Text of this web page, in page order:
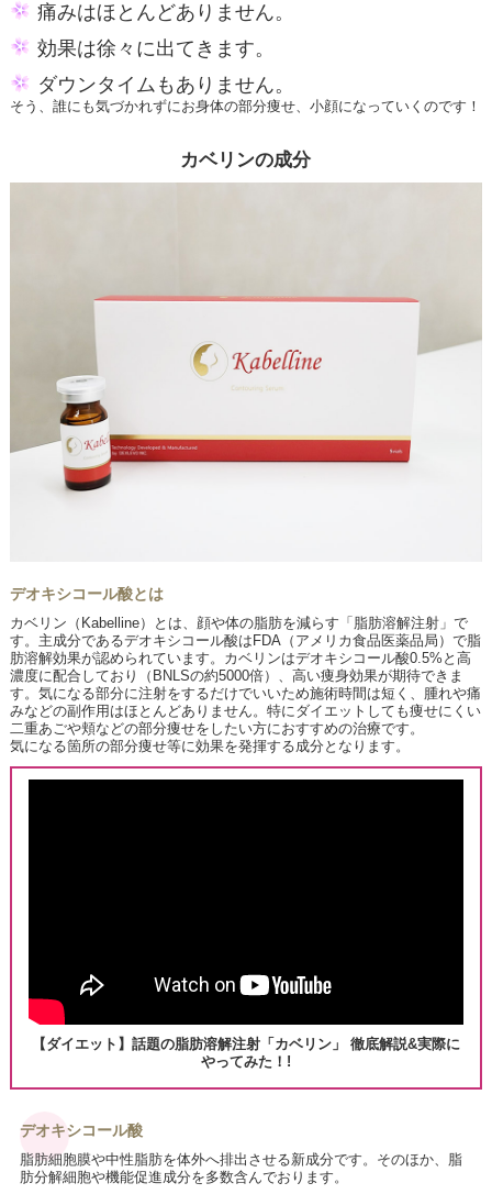
痛みはほとんどありません。
効果は徐々に出てきます。
ダウンタイムもありません。
そう、誰にも気づかれずにお身体の部分痩せ、小顔になっていくのです！
カベリンの成分
デオキシコール酸とは
カベリン（Kabelline）とは、顔や体の脂肪を減らす「脂肪溶解注射」で
す。主成分であるデオキシコール酸はFDA（アメリカ食品医薬品局）で脂
肪溶解効果が認められています。カベリンはデオキシコール酸0.5%と高
濃度に配合しており（BNLSの約5000倍）、高い痩身効果が期待できま
す。気になる部分に注射をするだけでいいため施術時間は短く、腫れや痛
みなどの副作用はほとんどありません。特にダイエットしても痩せにくい
二重あごや頬などの部分痩せをしたい方におすすめの治療です。
気になる箇所の部分痩せ等に効果を発揮する成分となります。
【ダイエット】話題の脂肪溶解注射「カベリン」 徹底解説&実際に
やってみた！!
デオキシコール酸
脂肪細胞膜や中性脂肪を体外へ排出させる新成分です。そのほか、脂
肪分解細胞や機能促進成分を多数含んでおります。